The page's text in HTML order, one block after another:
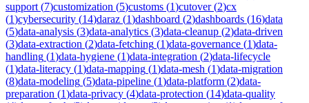
support (7)customization (5)customs (1)cutover(2)cx
(1)cybersecurity (14)daraz (1)dashboard (2)dashboards (16)data
(5)data-analysis (3)data-analytics (3)data-cleanup (2)data-driven
(3)data-extraction (2)data-fetching (1)data-governance (1)data-
handling (1)data-hygiene (1)data-integration (2)data-lifecycle
(1)data-literacy (1)data-mapping (1)data-mesh (1)data-migration
(8)data-modeling (5)data-pipeline (1)data-platform (2)data-
preparation (1)data-privacy (4)data-protection (14)data-quality